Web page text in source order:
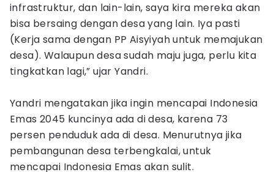
infrastruktur, dan lain-lain, saya kira mereka akan
bisa bersaing dengan desa yang lain. Iya pasti
(Kerja sama dengan PP Aisyiyah untuk memajukan
desa). Walaupun desa sudah maju juga, perlu kita
tingkatkan lagi,” ujar Yandri.
Yandri mengatakan jika ingin mencapai Indonesia
Emas 2045 kuncinya ada di desa, karena 73
persen penduduk ada di desa. Menurutnya jika
pembangunan desa terbengkalai, untuk
mencapai Indonesia Emas akan sulit.